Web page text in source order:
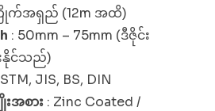
က်အရှည် (12m အထိ)
: 50mm – 75mm (ဒီဇိုင်း
နိုင်သည်)
JIS, BS, DIN
းအစား : Zinc Coated /